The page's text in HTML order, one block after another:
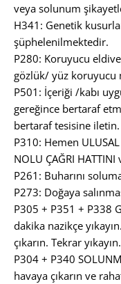
veya solunum
H341: Genetik
şüphelenilmektedir.
P280: Koruyucu
gözlük/ yüz koruyucu
P501: İçeriği /kabı
gereğince bertaraf
bertaraf tesisine iletin.
P310: Hemen
NOLU ÇAĞRI
P261: Buharını
P273: Doğaya
P305 + P351 + P338
dakika nazikçe
çıkarın. Tekrar yıkayın.
P304 + P340
havaya çıkarın ve